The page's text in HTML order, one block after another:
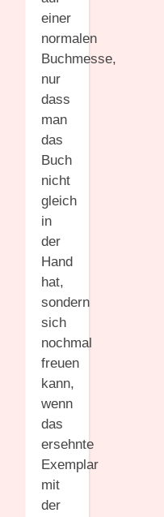
einer
normalen
Buchmesse,
nur
dass
man
das
Buch
nicht
gleich
in
der
Hand
hat,
sondern
sich
nochmal
freuen
kann,
wenn
das
ersehnte
Exemplar
mit
der